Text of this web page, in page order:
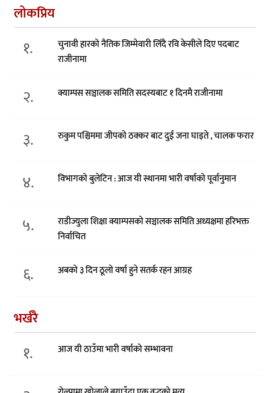
लोकप्रिय
१.
चुनावी हारको नैतिक जिम्मेवारी लिँदै रवि केसीले दिए पदबाट
राजीनामा
२. क्याम्पस सञ्चालक समिति सदस्यबाट १ दिनमै राजीनामा
३. रुकुम पश्चिममा जीपको ठक्कर बाट दुई जना घाइते , चालक फरार
४. विभागको बुलेटिन : आज यी स्थानमा भारी वर्षाको पूर्वानुमान
५.
राडीज्युला शिक्षा क्याम्पसको सञ्चालक समिति अध्यक्षमा हरिभक्त
निर्वाचित
६. अबको ३ दिन ठूलो वर्षा हुने सतर्क रहन आग्रह
भर्खरै
१. आज यी ठाउँमा भारी वर्षाको सम्भावना